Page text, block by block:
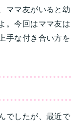
ママ友がいると幼
。今回はママ友は
手な付き合い方を
でしたが、最近で